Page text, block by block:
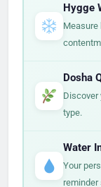
Hygge
Measure
Dosha
Discover
type.
Water
Your
reminder